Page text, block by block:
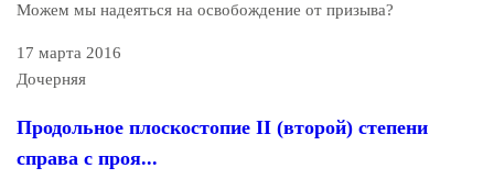
Можем мы надеяться на освобождение от призыва?
17 марта 2016
Дочерняя
Продольное плоскостопие II (второй) степени
справа с проя...